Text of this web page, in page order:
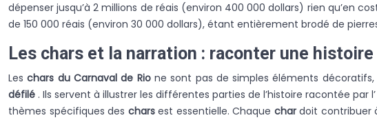
dépenser jusqu’à 2 millions de réais (environ 400 000 dollars) rien qu’en
de 150 000 réais (environ 30 000 dollars), étant entièrement brodé de
Les chars et la narration : raconter une
Leschars du Carnaval de Rio ne sont pas de simples éléments
défilé . Ils servent à illustrer les différentes parties de l’histoire racontée par
thèmes spécifiques des charsest essentielle. Chaque chardoit contribuer